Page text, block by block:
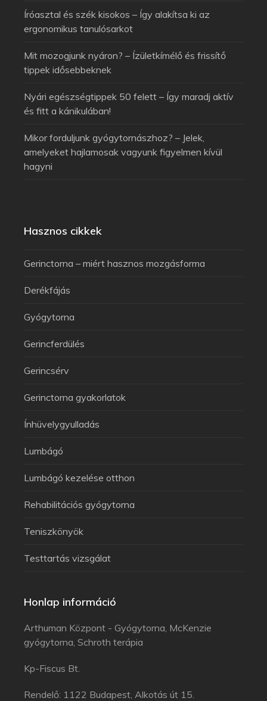
Íróasztal és szék kisokos – Így alakítsa ki az
ergonomikus tanulósarkot
Mit mozogjunk nyáron? – Ízületkímélő és frissítő
tippek idősebbeknek
Nyári egészségtippek 50 felett – Így maradj aktív
és fitt a kánikulában!
Mikor forduljunk gyógytornászhoz? – Jelek,
amelyeket hajlamosak vagyunk figyelmen kívül
hagyni
Hasznos cikkek
Gerinctorna – miért hasznos mozgásforma
Derékfájás
Gyógytorna
Gerincferdülés
Gerincsérv
Gerinctorna gyakorlatok
Ínhüvelygyulladás
Lumbágó
Lumbágó kezelése otthon
Rehabilitációs gyógytorna
Teniszkönyök
Testtartás vizsgálat
Honlap információ
Arthuman Központ - Gyógytorna, McKenzie
gyógytorna, Schroth terápia
Kp-Fiscus Bt.
Rendelő: 1122 Budapest, Alkotás út 15.